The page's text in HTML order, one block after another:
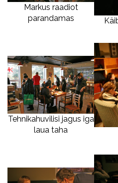
Markus raadiot
parandamas
Tehnikahuvilisi jagus iga
laua taha